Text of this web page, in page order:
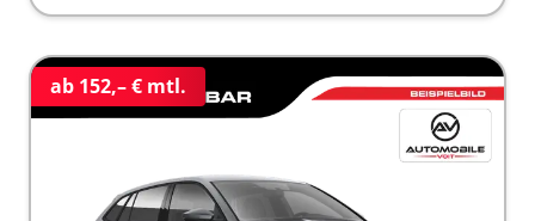
ab 152,– € mtl.